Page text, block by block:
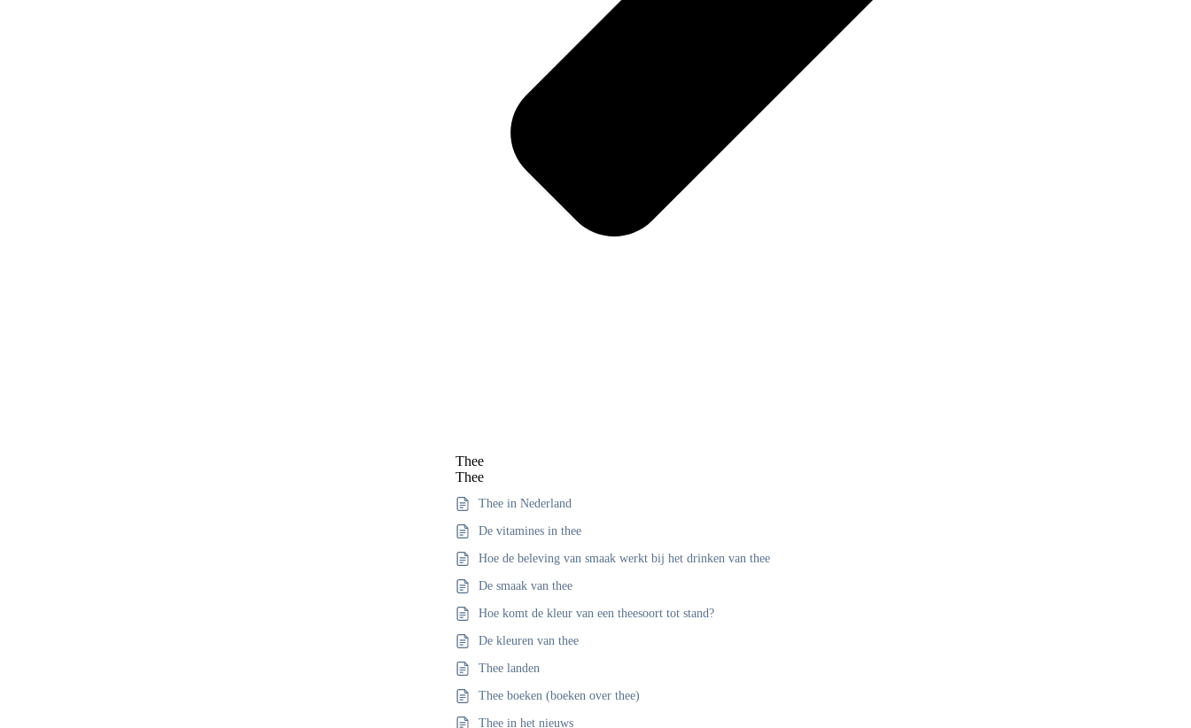
Thee
Thee
Thee in Nederland
De vitamines in thee
Hoe de beleving van smaak werkt bij het drinken van thee
De smaak van thee
Hoe komt de kleur van een theesoort tot stand?
De kleuren van thee
Thee landen
Thee boeken (boeken over thee)
Thee in het nieuws